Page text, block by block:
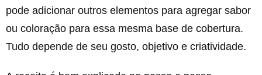
pode adicionar outros elementos para agregar sabor
ou coloração para essa mesma base de cobertura.
Tudo depende de seu gosto, objetivo e criatividade.